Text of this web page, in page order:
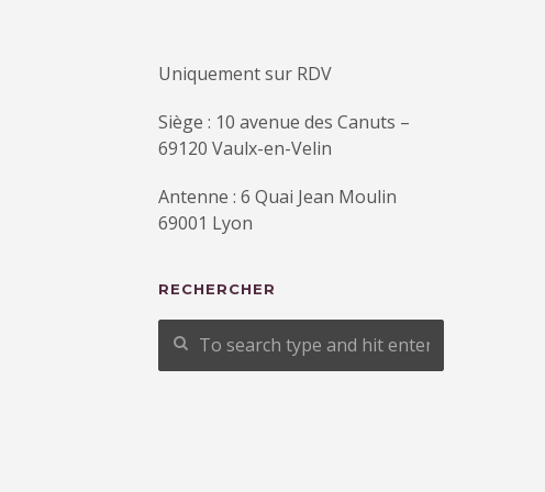
Uniquement sur RDV
Siège : 10 avenue des Canuts –
69120 Vaulx-en-Velin
Antenne : 6 Quai Jean Moulin
69001 Lyon
RECHERCHER